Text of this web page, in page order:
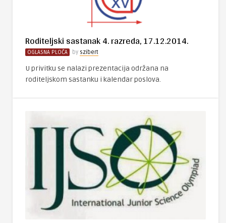
Roditeljski sastanak 4. razreda, 17.12.2014.
OGLASNA PLOČA by szibert
U privitku se nalazi prezentacija održana na
roditeljskom sastanku i kalendar poslova.